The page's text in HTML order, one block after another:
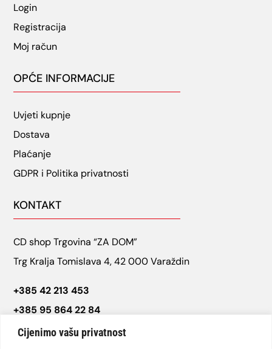
Cijenimo vašu privatnost
Login
Registracija
Moj račun
OPĆE INFORMACIJE
Uvjeti kupnje
Dostava
Plaćanje
GDPR i Politika privatnosti
KONTAKT
CD shop Trgovina “ZA DOM”
Trg Kralja Tomislava 4, 42 000 Varaždin
+385 42 213 453
+385 95 864 22 84
cdshop.varazdin@gmail.com